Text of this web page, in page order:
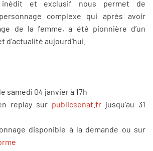
inédit et exclusif nous permet de
complexe qui après avoir
de la femme, a été pionnière d’un
d’actualité aujourd’hui.
le samedi 04 janvier à 17h
replay sur publicsenat.fr jusqu'au 31
disponible à la demande ou sur